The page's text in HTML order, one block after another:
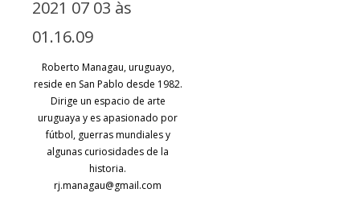
Roberto Managau, uruguayo,
reside en San Pablo desde 1982.
Dirige un espacio de arte
uruguaya y es apasionado por
fútbol, guerras mundiales y
algunas curiosidades de la
historia.
rj.managau@gmail.com